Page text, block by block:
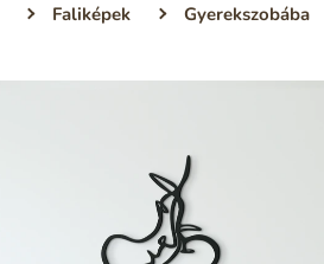
Faliképek Gyerekszobába